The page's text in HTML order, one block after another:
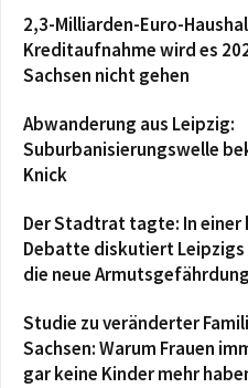
2,3-Milliarden-Euro-
Kreditaufnahme wird es
Sachsen nicht gehen
Abwanderung aus Leipzig:
Suburbanisierungswelle
Knick
Der Stadtrat tagte: In einer
Debatte diskutiert
die neue
Studie zu veränderter
Sachsen: Warum Frauen
gar keine Kinder mehr